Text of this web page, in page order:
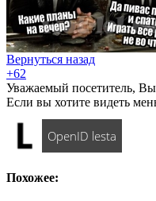
Вернуться назад
+62
Уважаемый посетитель, Вы
Если вы хотите видеть
OpenID lesta
Похожее: